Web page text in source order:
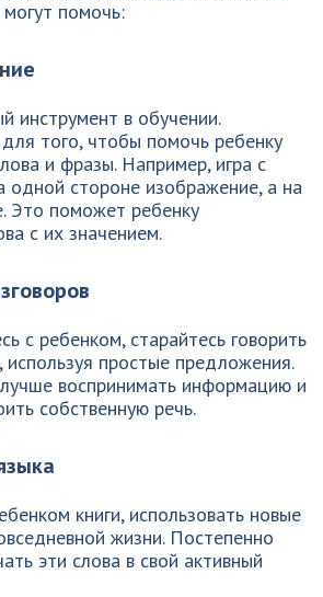
помочь:
инструмент в обучении.
того, чтобы помочь ребенку
и фразы. Например, игра с
одной стороне изображение, а на
Это поможет ребенку
с их значением.
с ребенком, старайтесь говорить
простые предложения.
воспринимать информацию и
собственную речь.
книги, использовать новые
жизни. Постепенно
эти слова в свой активный